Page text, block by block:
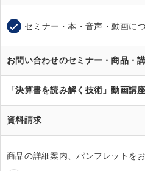
セミナー・本・音声・動画に
お問い合わせのセミナー・商品・
「決算書を読み解く技術」動画講
資料請求
商品の詳細案内、パンフレットをお